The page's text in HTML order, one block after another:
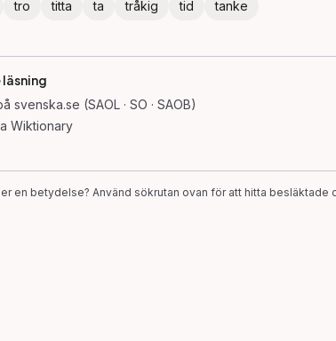
tro titta ta tråkig tid tanke
svenska.se (SAOL · SO · SAOB)
Wiktionary
en betydelse? Använd sökrutan ovan för att hitta besläktade